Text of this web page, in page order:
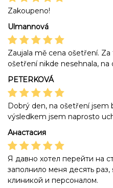
Zakoupeno!
Ulmannová
Zaujala mě cena ošetření.
ošetření nikde nesehnala,
PETERKOVÁ
Dobrý den, na ošetření jsem
výsledkem jsem naprosto
Анастасия
Я давно хотел перейти на
заполнило меня десять
клиникой и персоналом.